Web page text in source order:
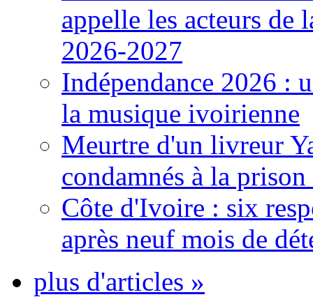
appelle les acteurs de
2026-2027
Indépendance 2026 :
la musique ivoirienne
Meurtre d'un livreur
condamnés à la
Côte d'Ivoire : six
après neuf mois de
plus d'articles »